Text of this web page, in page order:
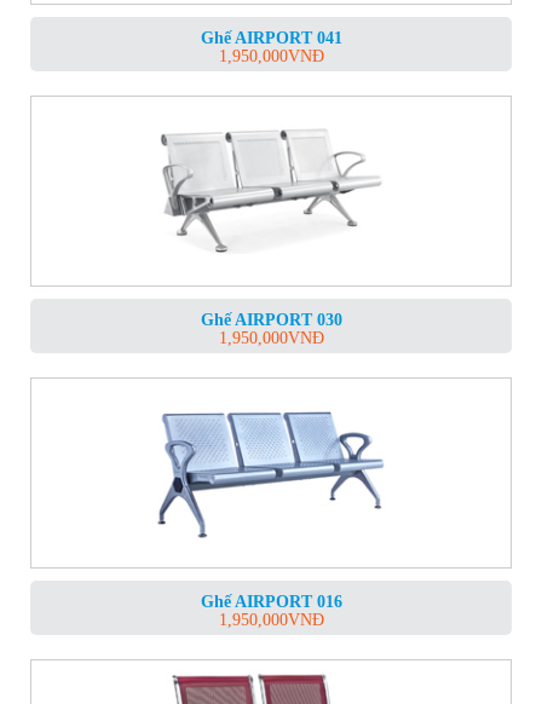
Ghế AIRPORT 041
1,950,000VNĐ
Ghế AIRPORT 030
1,950,000VNĐ
Ghế AIRPORT 016
1,950,000VNĐ